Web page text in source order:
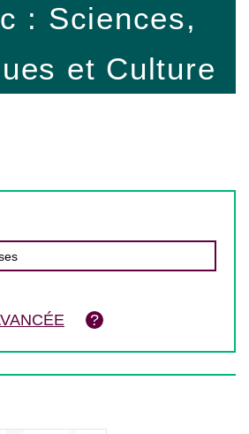
: Sciences,
et Culture